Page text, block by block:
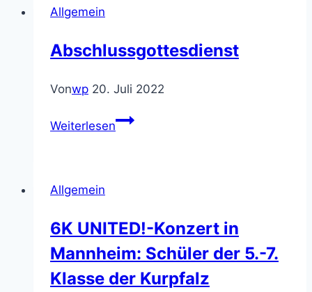
Allgemein
Abschlussgottesdienst
Vonwp 20. Juli 2022
WeiterlesenAbschlussgottesdienst
Allgemein
6K UNITED!-Konzert in
Mannheim: Schüler der 5.-7.
Klasse der Kurpfalz